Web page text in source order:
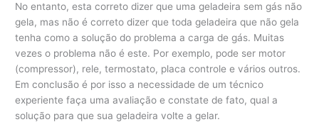
No entanto, esta correto dizer que uma geladeira sem gás não
gela, mas não é correto dizer que toda geladeira que não gela
tenha como a solução do problema a carga de gás. Muitas
vezes o problema não é este. Por exemplo, pode ser motor
(compressor), rele, termostato, placa controle e vários outros.
Em conclusão é por isso a necessidade de um técnico
experiente faça uma avaliação e constate de fato, qual a
solução para que sua geladeira volte a gelar.